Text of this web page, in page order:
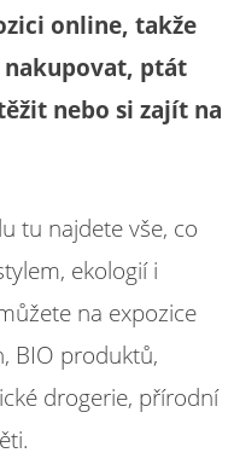
online, takže
ptát
nebo si zajít na
tu najdete vše, co
ekologií i
na expozice
BIO produktů,
drogerie, přírodní